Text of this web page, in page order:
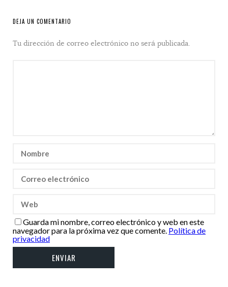
DEJA UN COMENTARIO
Tu dirección de correo electrónico no será publicada.
Guarda mi nombre, correo electrónico y web en este
navegador para la próxima vez que comente. Política de
privacidad